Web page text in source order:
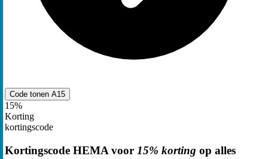
Code tonen A15
15%
Korting
kortingscode
Kortingscode HEMA voor 15% korting op alles